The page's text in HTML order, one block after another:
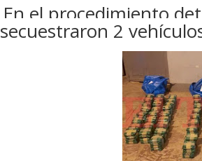
En el procedimiento
secuestraron 2